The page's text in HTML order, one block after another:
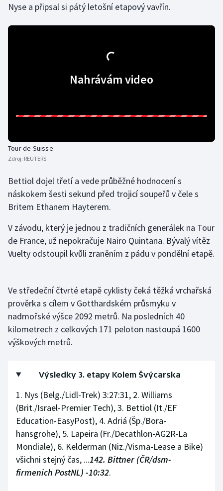
Motorsport
Parasport
Plavání
Plážový volejbal
Ragby
Rychlobruslení
Short track
Sportovní střelba
Triatlon
Veslování
Vodní slalom
Volejbal
Ostatní
Nyse a připsal si pátý letošní etapový vavřín.
Nahrávám video
Tour de Suisse
Zdroj: REUTERS
Bettiol dojel třetí a vede průběžné hodnocení s
náskokem šesti sekund před trojicí soupeřů v čele s
Britem Ethanem Hayterem.
V závodu, který je jednou z tradičních generálek na Tour
de France, už nepokračuje Nairo Quintana. Bývalý vítěz
Vuelty odstoupil kvůli zraněním z pádu v pondělní etapě.
Ve středeční čtvrté etapě cyklisty čeká těžká vrchařská
prověrka s cílem v Gotthardském průsmyku v
nadmořské výšce 2092 metrů. Na posledních 40
kilometrech z celkových 171 peloton nastoupá 1600
výškových metrů.
Výsledky 3. etapy Kolem Švýcarska
1. Nys (Belg./Lidl-Trek) 3:27:31, 2. Williams
(Brit./Israel-Premier Tech), 3. Bettiol (It./EF
Education-EasyPost), 4. Adriá (Šp./Bora-
hansgrohe), 5. Lapeira (Fr./Decathlon-AG2R-La
Mondiale), 6. Kelderman (Niz./Visma-Lease a Bike)
všichni stejný čas, ...142. Bittner (ČR/dsm-
firmenich PostNL) -10:32.